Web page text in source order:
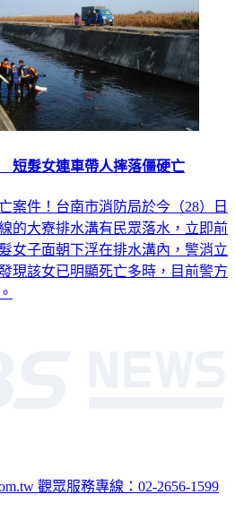
短髮女連車帶人摔落僵硬亡
案件！台南市消防局於今（28）日
的大寮排水溝有民眾落水，立即前
女子面朝下浮在排水溝內，警消立
現該女已明顯死亡多時，目前警方
觀眾服務專線：02-2656-1599